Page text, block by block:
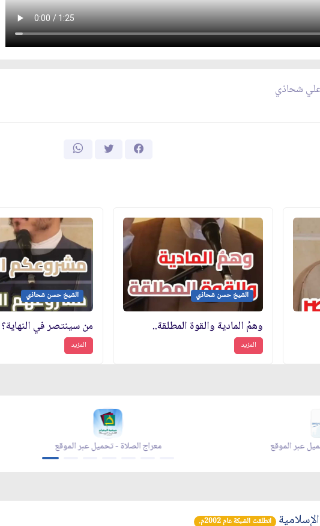
شحاذي
الشيخ حسن شحاذي
وهمُ المادية والقوة المطلقة..
المزيد
الشيخ حسن شحاذي
من سينتصر في النهاية؟
المزيد
معراج الصلاة - تحميل عبر الموقع - تحميل عبر الموقع
انطلقت الشبكة عام 2002م.